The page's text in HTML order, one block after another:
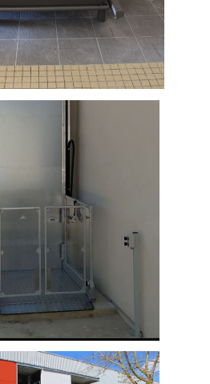
d'une salle
proche de
extérieure,
conçue pour résister